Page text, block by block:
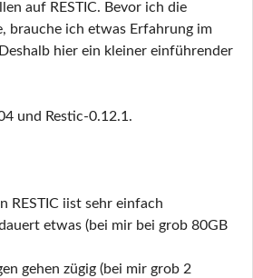
auf RESTIC. Bevor ich die
brauche ich etwas Erfahrung im
hier ein kleiner einführender
und Restic-0.12.1.
RESTIC iist sehr einfach
etwas (bei mir bei grob 80GB
gehen zügig (bei mir grob 2